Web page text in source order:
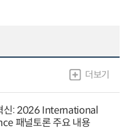
더보기
신: 2026 International
패널토론 주요 내용